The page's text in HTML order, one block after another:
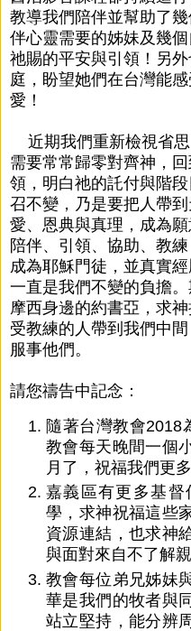
教導我們陪伴並幫助了
伴心靈需要的姊妹及幾
祂賜的平安與引領！另
庭，盼望她們在台灣能
愛！
近期我們重新檢視省思
需要常常歸零對齊神，
領，明白祂的託付與階
召不變，乃是要把人帶
愛、恩典與真理，成為
陪伴、引領、協助、教
成為耶穌門徒，並真實
一直是我們不變的負擔
摩西身邊的約書亞，求
受教練的人帶到我們中
服事他們。
請您禱告中記念：
隨著台灣教會2018
教會每天晚間一個
月了，祝福我們更
嘉義區有更多基督
學，求神祝福這些
資源連結，也求神
與面對來自不了解
教會每位弟兄姊妹
華是我們的牧者與
站立堅持，能分辨